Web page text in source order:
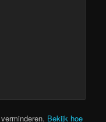
Bekijk hoe